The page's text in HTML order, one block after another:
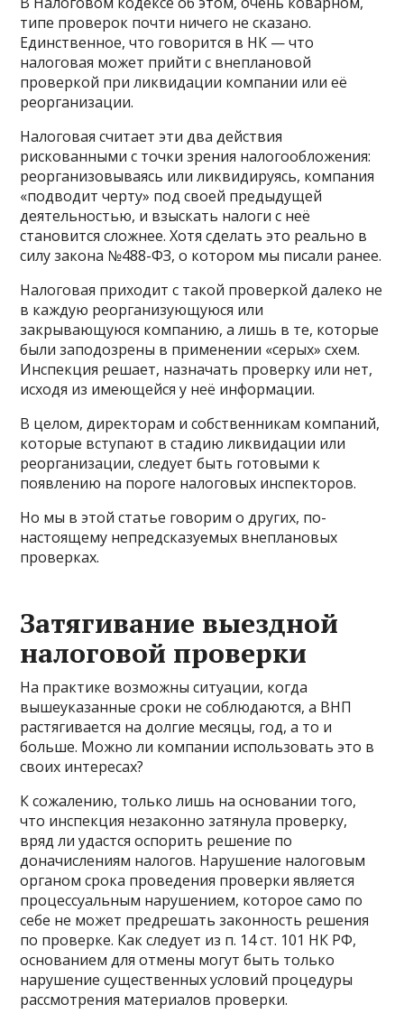
типе проверок почти ничего не сказано.
Единственное, что говорится в НК — что
налоговая может прийти с внеплановой
проверкой при ликвидации компании или её
реорганизации.
Налоговая считает эти два действия
рискованными с точки зрения налогообложения:
реорганизовываясь или ликвидируясь, компания
«подводит черту» под своей предыдущей
деятельностью, и взыскать налоги с неё
становится сложнее. Хотя сделать это реально в
силу закона №488-ФЗ, о котором мы писали ранее.
Налоговая приходит с такой проверкой далеко не
в каждую реорганизующуюся или
закрывающуюся компанию, а лишь в те, которые
были заподозрены в применении «серых» схем.
Инспекция решает, назначать проверку или нет,
исходя из имеющейся у неё информации.
В целом, директорам и собственникам компаний,
которые вступают в стадию ликвидации или
реорганизации, следует быть готовыми к
появлению на пороге налоговых инспекторов.
Но мы в этой статье говорим о других, по-
настоящему непредсказуемых внеплановых
проверках.
Затягивание выездной
налоговой проверки
На практике возможны ситуации, когда
вышеуказанные сроки не соблюдаются, а ВНП
растягивается на долгие месяцы, год, а то и
больше. Можно ли компании использовать это в
своих интересах?
К сожалению, только лишь на основании того,
что инспекция незаконно затянула проверку,
вряд ли удастся оспорить решение по
доначислениям налогов. Нарушение налоговым
органом срока проведения проверки является
процессуальным нарушением, которое само по
себе не может предрешать законность решения
по проверке. Как следует из п. 14 ст. 101 НК РФ,
основанием для отмены могут быть только
нарушение существенных условий процедуры
рассмотрения материалов проверки.